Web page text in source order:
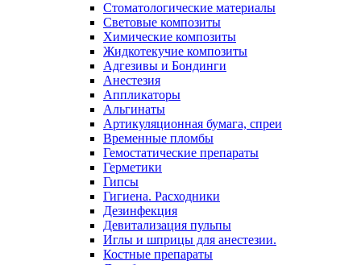
Стоматологические материалы
Световые композиты
Химические композиты
Жидкотекучие композиты
Адгезивы и Бондинги
Анестезия
Аппликаторы
Альгинаты
Артикуляционная бумага, спреи
Временные пломбы
Гемостатические препараты
Герметики
Гипсы
Гигиена. Расходники
Дезинфекция
Девитализация пульпы
Иглы и шприцы для анестезии.
Костные препараты